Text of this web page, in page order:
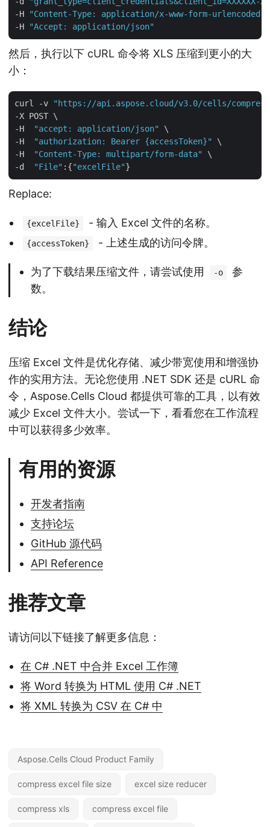
-H
"Content-Type: application/x-www-form-urlencoded"
-H
"Accept: application/json"
然后，执行以下 cURL 命令将 XLS 压缩到更小的大
小：
curl -v
"https://api.aspose.cloud/v3.0/cells/
-X POST \
-H
"accept: application/json"
\
-H
"authorization: Bearer {accessToken}"
\
-H
"Content-Type: multipart/form-data"
\
-d
"File" :{"excelFile"
Replace:
{excelFile} - 输入 Excel 文件的名称。
{accessToken} - 上述生成的访问令牌。
为了下载结果压缩文件，请尝试使用 -o
参
数。
结论
压缩 Excel 文件是优化存储、减少带宽使用和增强协
作的实用方法。无论您使用 .NET SDK 还是 cURL 命
令，Aspose.Cells Cloud 都提供可靠的工具，以有效
减少 Excel 文件大小。尝试一下，看看您在工作流程
中可以获得多少效率。
有用的资源
开发者指南
支持论坛
GitHub 源代码
API Reference
推荐文章
请访问以下链接了解更多信息：
在 C# .NET 中合并 Excel 工作簿
将 Word 转换为 HTML 使用 C# .NET
将 XML 转换为 CSV 在 C# 中
Aspose.Cells Cloud Product Family
compress excel file size excel size reducer
compress xls compress excel file